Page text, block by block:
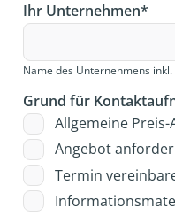
Ihr Unternehmen*
Name des Unternehmens
Grund für
Allgemeine Preis-
Angebot
Termin